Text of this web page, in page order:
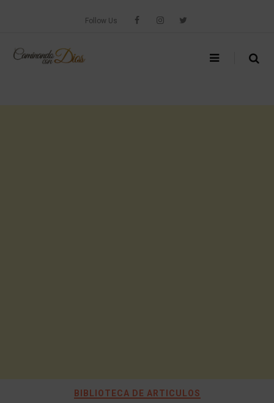
Follow Us
BIBLIOTECA DE ARTICULOS